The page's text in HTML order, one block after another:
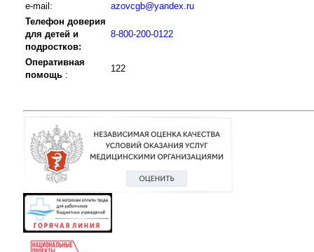
e-mail:
azovcgb@yandex.ru
Телефон доверия
для детей и
подростков:
8-800-200-0122
Оперативная
помощь :
122